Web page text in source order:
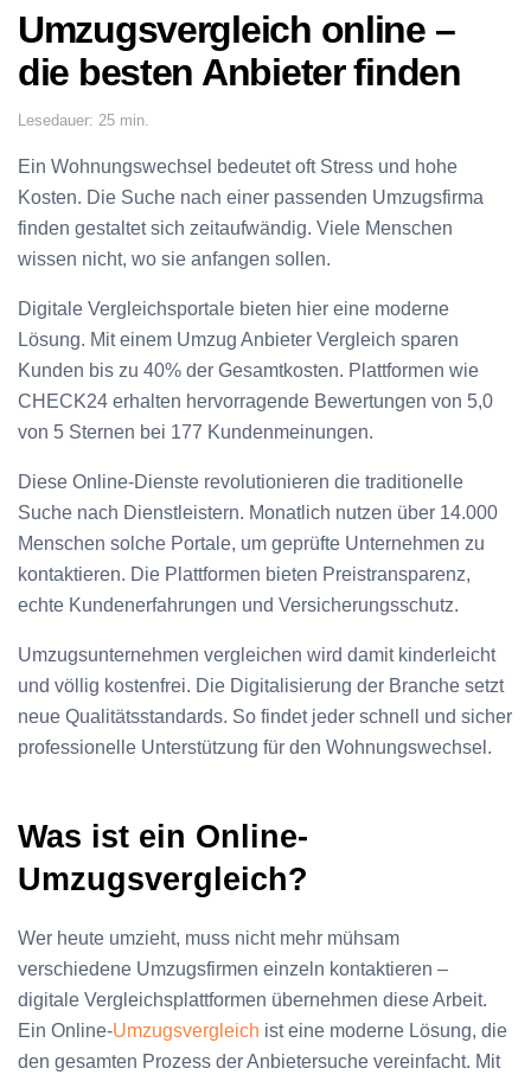
Umzugsvergleich online –
die besten Anbieter finden
Lesedauer: 25 min.
Ein Wohnungswechsel bedeutet oft Stress und hohe
Kosten. Die Suche nach einer passenden Umzugsfirma
finden gestaltet sich zeitaufwändig. Viele Menschen
wissen nicht, wo sie anfangen sollen.
Digitale Vergleichsportale bieten hier eine moderne
Lösung. Mit einem Umzug Anbieter Vergleich sparen
Kunden bis zu 40% der Gesamtkosten. Plattformen wie
CHECK24 erhalten hervorragende Bewertungen von 5,0
von 5 Sternen bei 177 Kundenmeinungen.
Diese Online-Dienste revolutionieren die traditionelle
Suche nach Dienstleistern. Monatlich nutzen über 14.000
Menschen solche Portale, um geprüfte Unternehmen zu
kontaktieren. Die Plattformen bieten Preistransparenz,
echte Kundenerfahrungen und Versicherungsschutz.
Umzugsunternehmen vergleichen wird damit kinderleicht
und völlig kostenfrei. Die Digitalisierung der Branche setzt
neue Qualitätsstandards. So findet jeder schnell und sicher
professionelle Unterstützung für den Wohnungswechsel.
Was ist ein Online-
Umzugsvergleich?
Wer heute umzieht, muss nicht mehr mühsam
verschiedene Umzugsfirmen einzeln kontaktieren –
digitale Vergleichsplattformen übernehmen diese Arbeit.
Ein Online-Umzugsvergleich ist eine moderne Lösung, die
den gesamten Prozess der Anbietersuche vereinfacht. Mit